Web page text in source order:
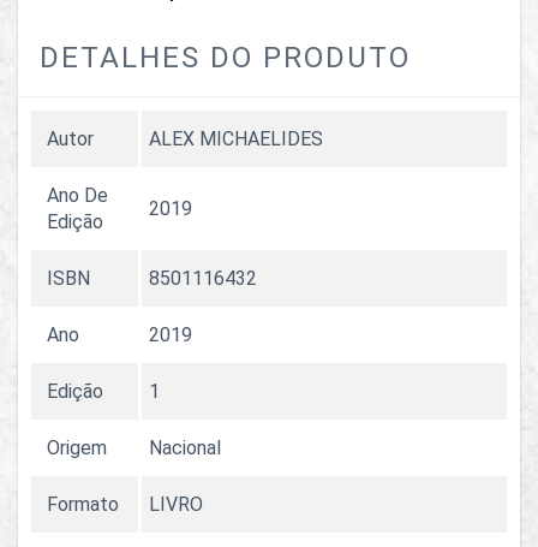
DETALHES DO PRODUTO
Autor ALEX MICHAELIDES
Ano De
Edição
2019
ISBN 8501116432
Ano 2019
Edição 1
Origem Nacional
Formato LIVRO